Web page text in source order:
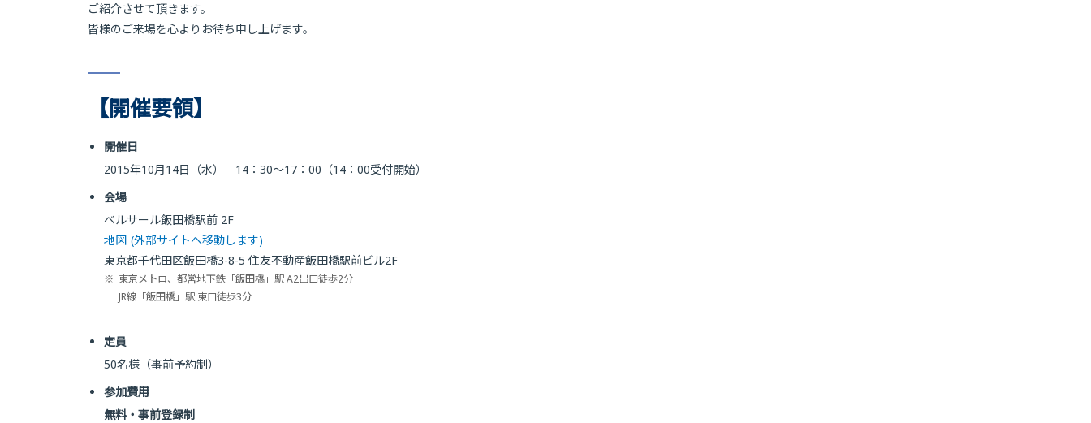
ご紹介させて頂きます。
皆様のご来場を心よりお待ち申し上げます。
【開催要領】
開催日
2015年10月14日（水） 14：30〜17：00（14：00受付開始）
会場
ベルサール飯田橋駅前 2F
地図 (外部サイトへ移動します)
東京都千代田区飯田橋3-8-5 住友不動産飯田橋駅前ビル2F
※ 東京メトロ、都営地下鉄「飯田橋」駅 A2出口徒歩2分
JR線「飯田橋」駅 東口徒歩3分
定員
50名様（事前予約制）
参加費用
無料・事前登録制